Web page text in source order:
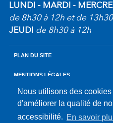
Nous utilisons des
d'améliorer la qualité de
accessibilité. En savoir
LUNDI - MARDI -
de 8h30 à 12h et de
JEUDI de 8h30 à 12h
PLAN DU SITE
MENTIONS LÉGALES
ACCESSIBILITÉ
KREA3